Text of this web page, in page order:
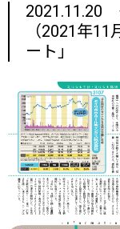
2021.11.20
（2021年
ート」